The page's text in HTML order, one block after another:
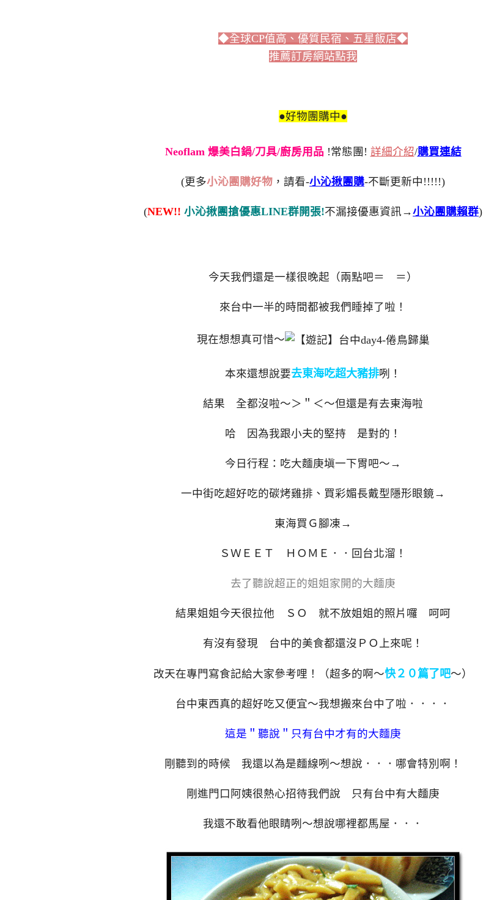
◆全球CP值高、優質民宿、五星飯店◆
推薦訂房網站點我
●好物團購中●
Neoflam 爆美白鍋/刀具/廚房用品 !常態團! 詳細介紹/購買連結
(更多小沁團購好物 ，請看-小沁揪團購-不斷更新中!!!!!)
(NEW!! 小沁揪團搶優惠LINE群開張!不漏接優惠資訊→小沁團購賴群)
今天我們還是一樣很晚起（兩點吧＝ ＝）
來台中一半的時間都被我們睡掉了啦！
現在想想真可惜～
本來還想說要去東海吃超大豬排咧！
結果 全都沒啦～＞＂＜～但還是有去東海啦
哈 因為我跟小夫的堅持 是對的！
今日行程：吃大麵庚塡一下胃吧～→
一中街吃超好吃的碳烤雞排、買彩媚長戴型隱形眼鏡→
東海買Ｇ腳凍→
ＳＷＥＥＴ ＨＯＭＥ．．回台北溜！
去了聽說超正的姐姐家開的大麵庚
結果姐姐今天很拉他 ＳＯ 就不放姐姐的照片囉 呵呵
有沒有發現 台中的美食都還沒ＰＯ上來呢！
改天在專門寫食記給大家參考哩！（超多的啊～快２０篇了吧～）
台中東西真的超好吃又便宜～我想搬來台中了啦．．．．
這是＂聽說＂只有台中才有的大麵庚
剛聽到的時候 我還以為是麵線咧～想說．．．哪會特別啊！
剛進門口阿姨很熱心招待我們說 只有台中有大麵庚
我還不敢看他眼睛咧～想說哪裡都馬屋．．．